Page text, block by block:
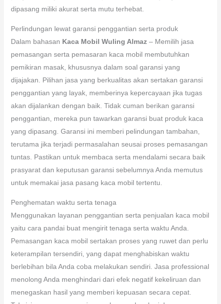
dipasang miliki akurat serta mutu terhebat.
Perlindungan lewat garansi penggantian serta produk
Dalam bahasan Kaca Mobil Wuling Almaz– Memilih jasa
pemasangan serta pemasaran kaca mobil membutuhkan
pemikiran masak, khususnya dalam soal garansi yang
dijajakan. Pilihan jasa yang berkualitas akan sertakan garansi
penggantian yang layak, memberinya kepercayaan jika tugas
akan dijalankan dengan baik. Tidak cuman berikan garansi
penggantian, mereka pun tawarkan garansi buat produk kaca
yang dipasang. Garansi ini memberi pelindungan tambahan,
terutama jika terjadi permasalahan seusai proses pemasangan
tuntas. Pastikan untuk membaca serta mendalami secara baik
prasyarat dan keputusan garansi sebelumnya Anda memutus
untuk memakai jasa pasang kaca mobil tertentu.
Penghematan waktu serta tenaga
Menggunakan layanan penggantian serta penjualan kaca mobil
yaitu cara pandai buat mengirit tenaga serta waktu Anda.
Pemasangan kaca mobil sertakan proses yang ruwet dan perlu
keterampilan tersendiri, yang dapat menghabiskan waktu
berlebihan bila Anda coba melakukan sendiri. Jasa professional
menolong Anda menghindari dari efek negatif kekeliruan dan
menegaskan hasil yang memberi kepuasan secara cepat.